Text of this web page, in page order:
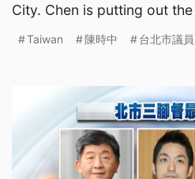
City. Chen is putting out
Taiwan 陳時中 台北市議員